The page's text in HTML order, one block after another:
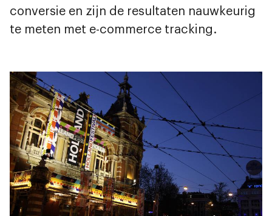
conversie en zijn de resultaten nauwkeurig
te meten met e-commerce tracking.